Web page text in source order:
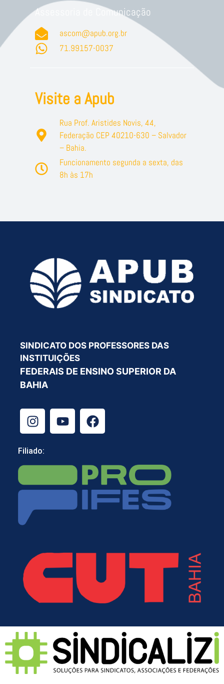
Assessoria de Comunicação
ascom@apub.org.br
71.99157-0037
Visite a Apub
Rua Prof. Aristides Novis, 44,
Federação CEP 40210-630 – Salvador
– Bahia.
Funcionamento segunda a sexta, das
8h às 17h
SINDICATO DOS PROFESSORES DAS
INSTITUIÇÕES
FEDERAIS DE ENSINO SUPERIOR DA
BAHIA
Filiado: